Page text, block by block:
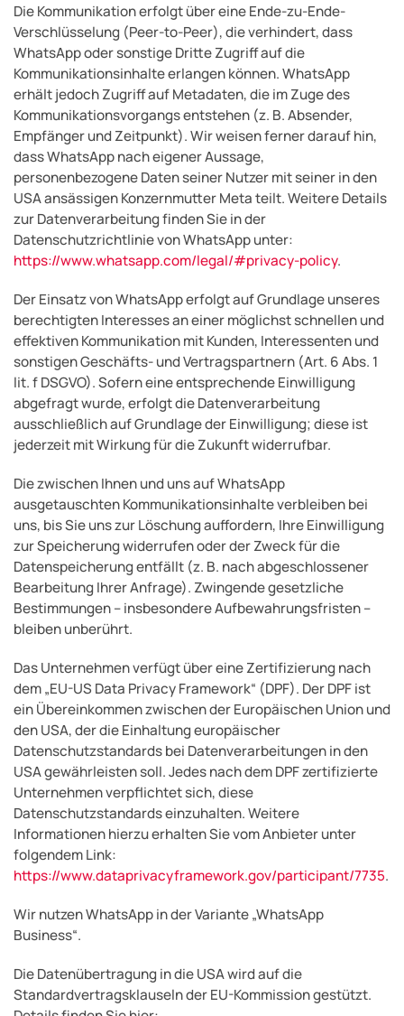
Die Kommunikation erfolgt über eine Ende-zu-Ende-
Verschlüsselung (Peer-to-Peer), die verhindert, dass
WhatsApp oder sonstige Dritte Zugriff auf die
Kommunikationsinhalte erlangen können. WhatsApp
erhält jedoch Zugriff auf Metadaten, die im Zuge des
Kommunikationsvorgangs entstehen (z. B. Absender,
Empfänger und Zeitpunkt). Wir weisen ferner darauf hin,
dass WhatsApp nach eigener Aussage,
personenbezogene Daten seiner Nutzer mit seiner in den
USA ansässigen Konzernmutter Meta teilt. Weitere Details
zur Datenverarbeitung finden Sie in der
Datenschutzrichtlinie von WhatsApp unter:
https://www.whatsapp.com/legal/#privacy-policy.
Der Einsatz von WhatsApp erfolgt auf Grundlage unseres
berechtigten Interesses an einer möglichst schnellen und
effektiven Kommunikation mit Kunden, Interessenten und
sonstigen Geschäfts- und Vertragspartnern (Art. 6 Abs. 1
lit. f DSGVO). Sofern eine entsprechende Einwilligung
abgefragt wurde, erfolgt die Datenverarbeitung
ausschließlich auf Grundlage der Einwilligung; diese ist
jederzeit mit Wirkung für die Zukunft widerrufbar.
Die zwischen Ihnen und uns auf WhatsApp
ausgetauschten Kommunikationsinhalte verbleiben bei
uns, bis Sie uns zur Löschung auffordern, Ihre Einwilligung
zur Speicherung widerrufen oder der Zweck für die
Datenspeicherung entfällt (z. B. nach abgeschlossener
Bearbeitung Ihrer Anfrage). Zwingende gesetzliche
Bestimmungen – insbesondere Aufbewahrungsfristen –
bleiben unberührt.
Das Unternehmen verfügt über eine Zertifizierung nach
dem „EU-US Data Privacy Framework“ (DPF). Der DPF ist
ein Übereinkommen zwischen der Europäischen Union und
den USA, der die Einhaltung europäischer
Datenschutzstandards bei Datenverarbeitungen in den
USA gewährleisten soll. Jedes nach dem DPF zertifizierte
Unternehmen verpflichtet sich, diese
Datenschutzstandards einzuhalten. Weitere
Informationen hierzu erhalten Sie vom Anbieter unter
folgendem Link:
https://www.dataprivacyframework.gov/participant/7735.
Wir nutzen WhatsApp in der Variante „WhatsApp
Business“.
Die Datenübertragung in die USA wird auf die
Standardvertragsklauseln der EU-Kommission gestützt.